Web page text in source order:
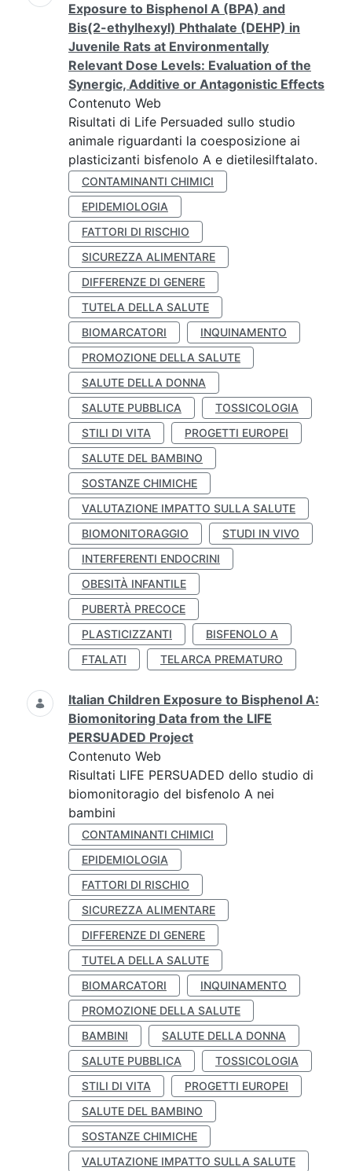
Exposure to Bisphenol A (BPA) and
Bis(2-ethylhexyl) Phthalate (DEHP) in
Juvenile Rats at Environmentally
Relevant Dose Levels: Evaluation of the
Synergic, Additive or Antagonistic Effects
Contenuto Web
Risultati di Life Persuaded sullo studio
animale riguardanti la coesposizione ai
plasticizanti bisfenolo A e dietilesilftalato.
CONTAMINANTI CHIMICI
EPIDEMIOLOGIA
FATTORI DI RISCHIO
SICUREZZA ALIMENTARE
DIFFERENZE DI GENERE
TUTELA DELLA SALUTE
BIOMARCATORI
INQUINAMENTO
PROMOZIONE DELLA SALUTE
SALUTE DELLA DONNA
SALUTE PUBBLICA
TOSSICOLOGIA
STILI DI VITA
PROGETTI EUROPEI
SALUTE DEL BAMBINO
SOSTANZE CHIMICHE
VALUTAZIONE IMPATTO SULLA SALUTE
BIOMONITORAGGIO
STUDI IN VIVO
INTERFERENTI ENDOCRINI
OBESITÀ INFANTILE
PUBERTÀ PRECOCE
PLASTICIZZANTI
BISFENOLO A
FTALATI
TELARCA PREMATURO
Italian Children Exposure to Bisphenol A:
Biomonitoring Data from the LIFE
PERSUADED Project
Contenuto Web
Risultati LIFE PERSUADED dello studio di
biomonitoragio del bisfenolo A nei
bambini
CONTAMINANTI CHIMICI
EPIDEMIOLOGIA
FATTORI DI RISCHIO
SICUREZZA ALIMENTARE
DIFFERENZE DI GENERE
TUTELA DELLA SALUTE
BIOMARCATORI
INQUINAMENTO
PROMOZIONE DELLA SALUTE
BAMBINI
SALUTE DELLA DONNA
SALUTE PUBBLICA
TOSSICOLOGIA
STILI DI VITA
PROGETTI EUROPEI
SALUTE DEL BAMBINO
SOSTANZE CHIMICHE
VALUTAZIONE IMPATTO SULLA SALUTE